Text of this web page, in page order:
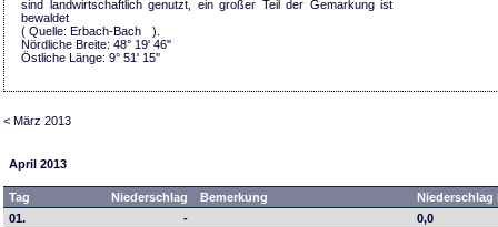
sind landwirtschaftlich genutzt, ein großer Teil der Gemarkung ist
bewaldet
( Quelle:Erbach-Bach
).
Nördliche Breite: 48° 19' 46''
Östliche Länge: 9° 51' 15''
< März 2013
April 2013
Tag Niederschlag Bemerkung
01.
-
0,0